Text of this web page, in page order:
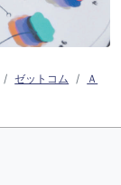
ゼットコム
Ａ